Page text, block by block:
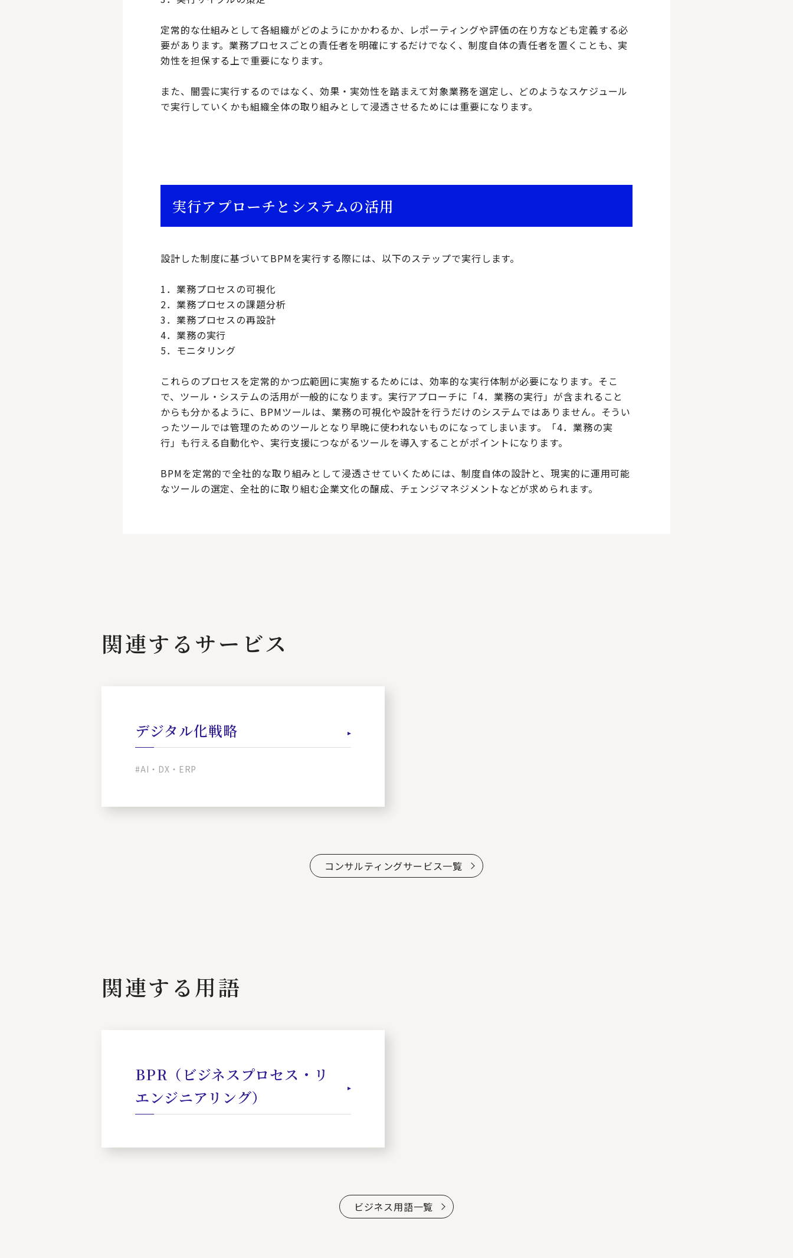
定常的な仕組みとして各組織がどのようにかかわるか、レポーティングや評価の在り方なども定義する必
要があります。業務プロセスごとの責任者を明確にするだけでなく、制度自体の責任者を置くことも、実
効性を担保する上で重要になります。
また、闇雲に実行するのではなく、効果・実効性を踏まえて対象業務を選定し、どのようなスケジュール
で実行していくかも組織全体の取り組みとして浸透させるためには重要になります。
実行アプローチとシステムの活用
設計した制度に基づいてBPMを実行する際には、以下のステップで実行します。
1．業務プロセスの可視化
2．業務プロセスの課題分析
3．業務プロセスの再設計
4．業務の実行
5．モニタリング
これらのプロセスを定常的かつ広範囲に実施するためには、効率的な実行体制が必要になります。そこ
で、ツール・システムの活用が一般的になります。実行アプローチに「4．業務の実行」が含まれること
からも分かるように、BPMツールは、業務の可視化や設計を行うだけのシステムではありません。そうい
ったツールでは管理のためのツールとなり早晩に使われないものになってしまいます。「4．業務の実
行」も行える自動化や、実行支援につながるツールを導入することがポイントになります。
BPMを定常的で全社的な取り組みとして浸透させていくためには、制度自体の設計と、現実的に運用可能
なツールの選定、全社的に取り組む企業文化の醸成、チェンジマネジメントなどが求められます。
関連するサービス
デジタル化戦略
#AI・DX・ERP
コンサルティングサービス一覧
関連する用語
BPR（ビジネスプロセス・リ
エンジニアリング）
ビジネス用語一覧